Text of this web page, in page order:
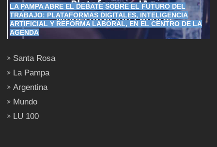
LA PAMPA ABRE EL DEBATE SOBRE EL FUTURO DEL
TRABAJO: PLATAFORMAS DIGITALES, INTELIGENCIA
ARTIFICIAL Y REFORMA LABORAL, EN EL CENTRO DE LA
AGENDA
Santa Rosa
La Pampa
Argentina
Mundo
LU 100